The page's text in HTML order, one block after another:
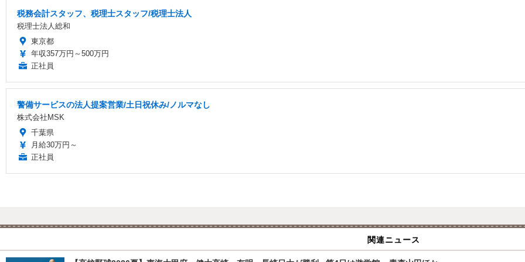
税務会計スタッフ、税理士スタッフ/税理士法人
税理士法人総和
東京都
年収357万円～500万円
正社員
警備サービスの法人提案営業/土日祝休み/ノルマなし
株式会社MSK
千葉県
月給30万円～
正社員
関連ニュース